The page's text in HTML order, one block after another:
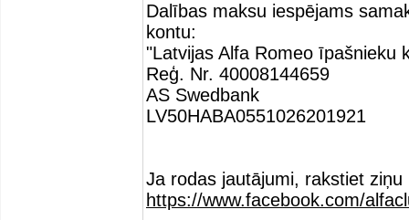
Dalības maksu iespējams
kontu:
"Latvijas Alfa Romeo īpašnieku
Reģ. Nr. 40008144659
AS Swedbank
LV50HABA0551026201921
Ja rodas jautājumi, rakstiet
https://www.facebook.com/